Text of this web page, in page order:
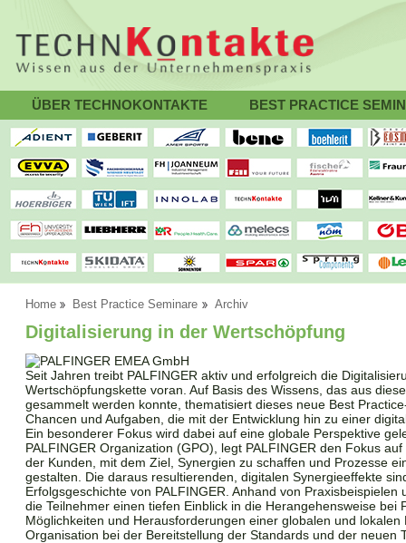
ÜBER TECHNOKONTAKTE BEST PRACTICE
Home Best Practice Seminare Archiv
Digitalisierung in der Wertschöpfung
Seit Jahren treibt PALFINGER aktiv und erfolgreich die
Wertschöpfungskette voran. Auf Basis des Wissens, das aus
gesammelt werden konnte, thematisiert dieses neue Best
Chancen und Aufgaben, die mit der Entwicklung hin zu einer
Ein besonderer Fokus wird dabei auf eine globale Perspektive
PALFINGER Organization (GPO), legt PALFINGER den Fokus
der Kunden, mit dem Ziel, Synergien zu schaffen und Prozesse
gestalten. Die daraus resultierenden, digitalen Synergieeffekte
Erfolgsgeschichte von PALFINGER. Anhand von
die Teilnehmer einen tiefen Einblick in die Herangehensweise bei
Möglichkeiten und Herausforderungen einer globalen und lokalen
Organisation bei der Bereitstellung der Standards und der neuen